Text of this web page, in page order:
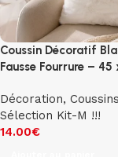
Coussin Décoratif
Fausse Fourrure –
Décoration, Coussins
Sélection Kit-M !!!
14.00€